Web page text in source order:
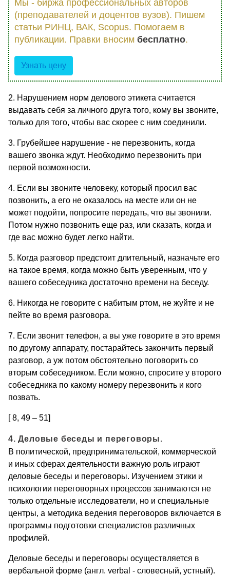
Мы - биржа профессиональных авторов
(преподавателей и доцентов вузов). Пишем
статьи РИНЦ, ВАК, Scopus. Помогаем в
публикации. Правки вносим бесплатно.
Узнать цену
2. Нарушением норм делового этикета считается
выдавать себя за личного друга того, кому вы звоните,
только для того, чтобы вас скорее с ним соединили.
3. Грубейшее нарушение - не перезвонить, когда
вашего звонка ждут. Необходимо перезвонить при
первой возможности.
4. Если вы звоните человеку, который просил вас
позвонить, а его не оказалось на месте или он не
может подойти, попросите передать, что вы звонили.
Потом нужно позвонить еще раз, или сказать, когда и
где вас можно будет легко найти.
5. Когда разговор предстоит длительный, назначьте его
на такое время, когда можно быть уверенным, что у
вашего собеседника достаточно времени на беседу.
6. Никогда не говорите с набитым ртом, не жуйте и не
пейте во время разговора.
7. Если звонит телефон, а вы уже говорите в это время
по другому аппарату, постарайтесь закончить первый
разговор, а уж потом обстоятельно поговорить со
вторым собеседником. Если можно, спросите у второго
собеседника по какому номеру перезвонить и кого
позвать.
[ 8, 49 – 51]
4. Деловые беседы и переговоры.
В политической, предпринимательской, коммерческой
и иных сферах деятельности важную роль играют
деловые беседы и переговоры. Изучением этики и
психологии переговорных процессов занимаются не
только отдельные исследователи, но и специальные
центры, а методика ведения переговоров включается в
программы подготовки специалистов различных
профилей.
Деловые беседы и переговоры осуществляется в
вербальной форме (англ. verbal - словесный, устный).